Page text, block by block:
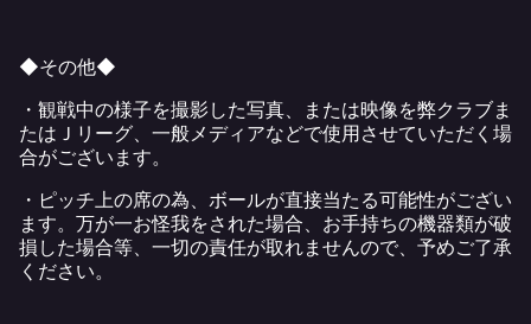
◆その他◆
・観戦中の様子を撮影した写真、または映像を弊クラブま
たはＪリーグ、一般メディアなどで使用させていただく場
合がございます。
・ピッチ上の席の為、ボールが直接当たる可能性がござい
ます。万が一お怪我をされた場合、お手持ちの機器類が破
損した場合等、一切の責任が取れませんので、予めご了承
ください。